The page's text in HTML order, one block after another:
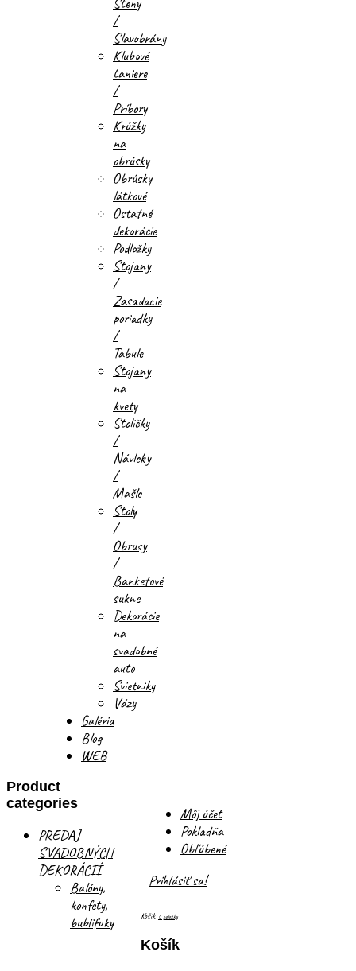
/
Slavobrány
Klubové
taniere
/
Príbory
Krúžky
na
obrúsky
Obrúsky
látkové
Ostatné
dekorácie
Podložky
Stojany
/
Zasadacie
poriadky
/
Tabule
Stojany
na
kvety
Stoličky
/
Návleky
/
Mašle
Stoly
/
Obrusy
/
Banketové
sukne
Dekorácie
na
svadobné
auto
Svietniky
Vázy
Galéria
Blog
WEB
Môj účet
Pokladňa
Obľúbené
Prihlásiť sa!
Košík 0 položky
Košík
Product
categories
PREDAJ
SVADOBNÝCH
DEKORÁCIÍ
Balóny,
konfety,
bublifuky